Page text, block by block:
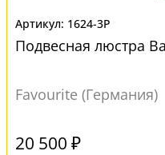
1624-3P
Подвесная люстра
Favourite (Германия)
20 500 ₽